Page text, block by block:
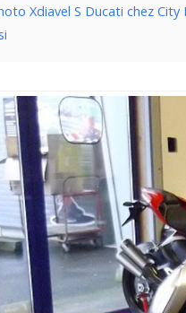
Xdiavel S Ducati chez City